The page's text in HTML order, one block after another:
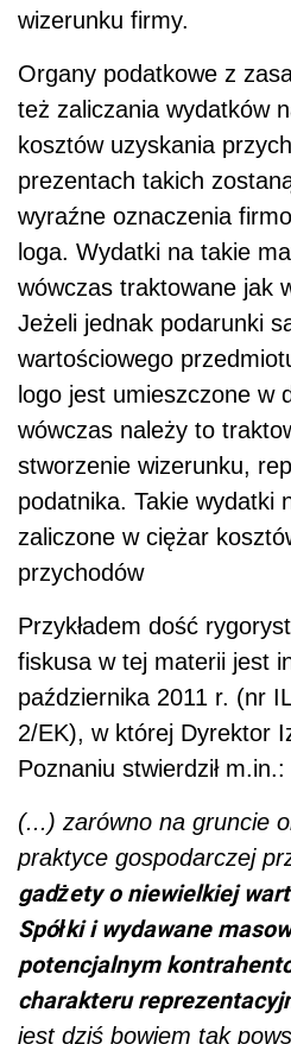
wizerunku firmy.
Organy podatkowe z
też zaliczania wydatków
kosztów uzyskania
prezentach takich
wyraźne oznaczenia
loga. Wydatki na takie
wówczas traktowane jak
Jeżeli jednak podarunki
wartościowego
logo jest umieszczone w
wówczas należy to
stworzenie wizerunku,
podatnika. Takie wydatki
zaliczone w ciężar
przychodów
Przykładem dość
fiskusa w tej materii jest
października 2011 r. (nr
2/EK), w której Dyrektor
Poznaniu stwierdził m.in.:
(...) zarówno na gruncie
praktyce gospodarczej
gadżety o niewielkiej
Spółki i wydawane
potencjalnym
charakteru
jest dziś bowiem tak